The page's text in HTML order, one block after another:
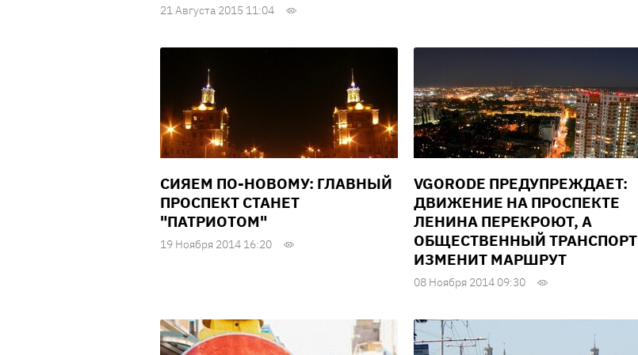
21 Августа 2015 11:04
СИЯЕМ ПО-НОВОМУ: ГЛАВНЫЙ
ПРОСПЕКТ СТАНЕТ
"ПАТРИОТОМ"
19 Ноября 2014 16:20
VGORODE ПРЕДУПРЕЖДАЕТ:
ДВИЖЕНИЕ НА ПРОСПЕКТЕ
ЛЕНИНА ПЕРЕКРОЮТ, А
ОБЩЕСТВЕННЫЙ ТРАНСПОРТ
ИЗМЕНИТ МАРШРУТ
08 Ноября 2014 09:30